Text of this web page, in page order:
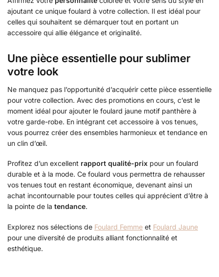
ajoutant ce unique foulard à votre collection. Il est idéal pour
celles qui souhaitent se démarquer tout en portant un
accessoire qui allie élégance et originalité.
Une pièce essentielle pour sublimer
votre look
Ne manquez pas l’opportunité d’acquérir cette pièce essentielle
pour votre collection. Avec des promotions en cours, c’est le
moment idéal pour ajouter le foulard jaune motif panthère à
votre garde-robe. En intégrant cet accessoire à vos tenues,
vous pourrez créer des ensembles harmonieux et tendance en
un clin d’œil.
Profitez d’un excellent rapport qualité-prix pour un foulard
durable et à la mode. Ce foulard vous permettra de rehausser
vos tenues tout en restant économique, devenant ainsi un
achat incontournable pour toutes celles qui apprécient d’être à
la pointe de la tendance.
Explorez nos sélections de Foulard Femme et Foulard Jaune
pour une diversité de produits alliant fonctionnalité et
esthétique.